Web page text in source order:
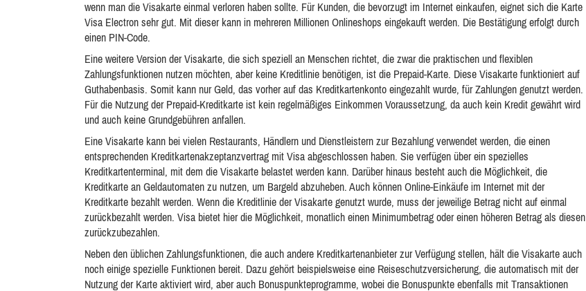
wenn man die Visakarte einmal verloren haben sollte. Für Kunden, die bevorzugt im Internet einkaufen, eignet sich die Karte
Visa Electron sehr gut. Mit dieser kann in mehreren Millionen Onlineshops eingekauft werden. Die Bestätigung erfolgt durch
einen PIN-Code.
Eine weitere Version der Visakarte, die sich speziell an Menschen richtet, die zwar die praktischen und flexiblen
Zahlungsfunktionen nutzen möchten, aber keine Kreditlinie benötigen, ist die Prepaid-Karte. Diese Visakarte funktioniert auf
Guthabenbasis. Somit kann nur Geld, das vorher auf das Kreditkartenkonto eingezahlt wurde, für Zahlungen genutzt werden.
Für die Nutzung der Prepaid-Kreditkarte ist kein regelmäßiges Einkommen Voraussetzung, da auch kein Kredit gewährt wird
und auch keine Grundgebühren anfallen.
Eine Visakarte kann bei vielen Restaurants, Händlern und Dienstleistern zur Bezahlung verwendet werden, die einen
entsprechenden Kreditkartenakzeptanzvertrag mit Visa abgeschlossen haben. Sie verfügen über ein spezielles
Kreditkartenterminal, mit dem die Visakarte belastet werden kann. Darüber hinaus besteht auch die Möglichkeit, die
Kreditkarte an Geldautomaten zu nutzen, um Bargeld abzuheben. Auch können Online-Einkäufe im Internet mit der
Kreditkarte bezahlt werden. Wenn die Kreditlinie der Visakarte genutzt wurde, muss der jeweilige Betrag nicht auf einmal
zurückbezahlt werden. Visa bietet hier die Möglichkeit, monatlich einen Minimumbetrag oder einen höheren Betrag als diesen
zurückzubezahlen.
Neben den üblichen Zahlungsfunktionen, die auch andere Kreditkartenanbieter zur Verfügung stellen, hält die Visakarte auch
noch einige spezielle Funktionen bereit. Dazu gehört beispielsweise eine Reiseschutzversicherung, die automatisch mit der
Nutzung der Karte aktiviert wird, aber auch Bonuspunkteprogramme, wobei die Bonuspunkte ebenfalls mit Transaktionen